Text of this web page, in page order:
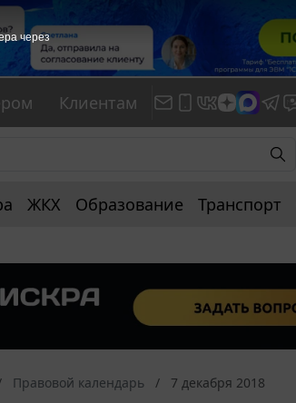
Клиентам
ЖКХ Образование Транспорт
Правовой календарь 7 декабря 2018
через